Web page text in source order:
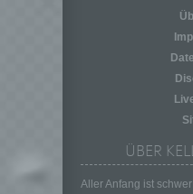
ÜBER
Aller Anfang ist
auf welche die
ohne
Informationen
betroffenen
können, sofern
Informationen
Maßnahmen
dass die
einer